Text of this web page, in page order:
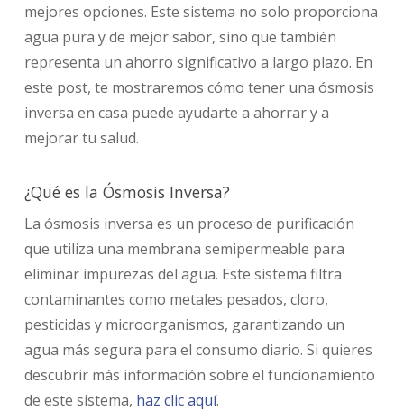
mejores opciones. Este sistema no solo proporciona
agua pura y de mejor sabor, sino que también
representa un ahorro significativo a largo plazo. En
este post, te mostraremos cómo tener una ósmosis
inversa en casa puede ayudarte a ahorrar y a
mejorar tu salud.
¿Qué es la Ósmosis Inversa?
La ósmosis inversa es un proceso de purificación
que utiliza una membrana semipermeable para
eliminar impurezas del agua. Este sistema filtra
contaminantes como metales pesados, cloro,
pesticidas y microorganismos, garantizando un
agua más segura para el consumo diario. Si quieres
descubrir más información sobre el funcionamiento
de este sistema, haz clic aquí.